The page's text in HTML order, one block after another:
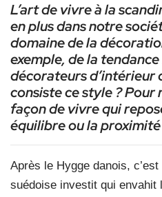
L’art de vivre à la
en plus dans notre
domaine de la
exemple, de la
décorateurs d’intérieur
consiste ce style ? Pour
façon de vivre qui
équilibre ou la
Après le Hygge danois,
suédoise investit qui